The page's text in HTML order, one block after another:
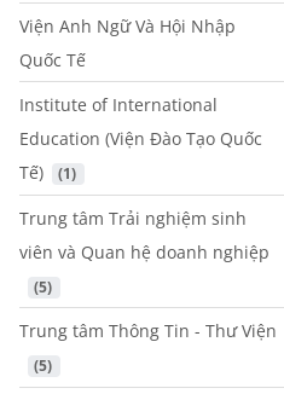
Viện Anh Ngữ Và Hội Nhập
Quốc Tế
Institute of International
Education (Viện Đào Tạo Quốc
Tế)
(1)
Trung tâm Trải nghiệm sinh
viên và Quan hệ doanh nghiệp
(5)
Trung tâm Thông Tin - Thư Viện
(5)